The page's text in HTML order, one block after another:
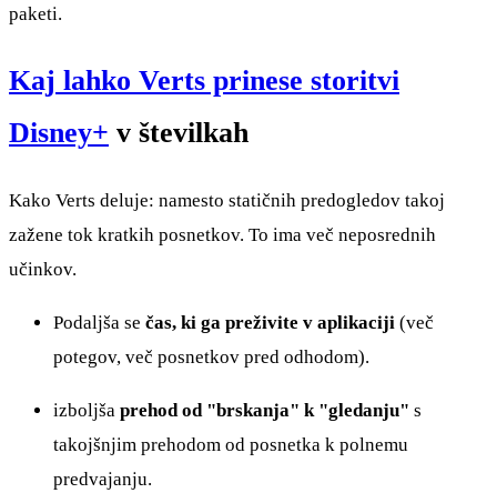
paketi.
Kaj lahko Verts prinese storitvi
Disney+ v številkah
Kako Verts deluje: namesto statičnih predogledov takoj
zažene tok kratkih posnetkov. To ima več neposrednih
učinkov.
Podaljša se čas, ki ga preživite v aplikaciji (več
potegov, več posnetkov pred odhodom).
izboljša prehod od "brskanja" k "gledanju" s
takojšnjim prehodom od posnetka k polnemu
predvajanju.